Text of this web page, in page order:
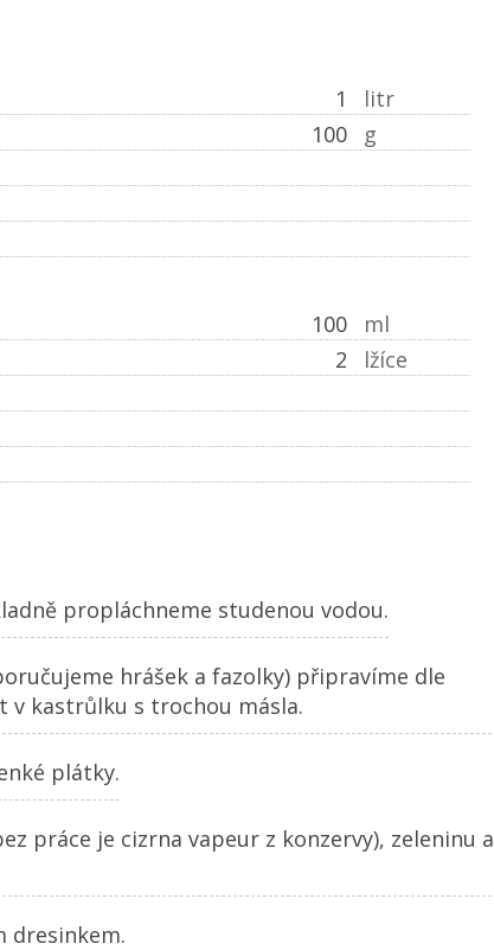
1 litr
100
g
100
ml
2
lžíce
propláchneme studenou vodou.
hrášek a fazolky) připravíme dle
v kastrůlku s trochou másla.
plátky.
práce je cizrna vapeur z konzervy), zeleninu a
dresinkem.